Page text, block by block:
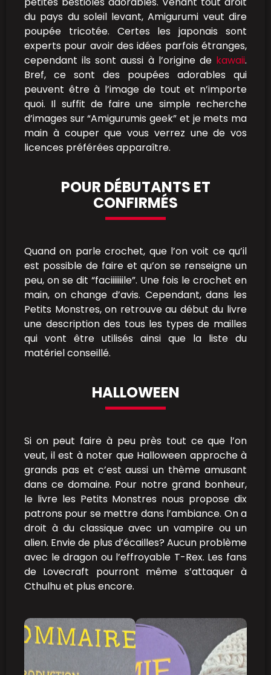
du pays du soleil levant, Amigurumi veut dire
poupée tricotée. Certes les japonais sont
experts pour avoir des idées parfois étranges,
cependant ils sont aussi à l’origine de kawaii.
Bref, ce sont des poupées adorables qui
peuvent être à l’image de tout et n’importe
quoi. Il suffit de faire une simple recherche
d’images sur “Amigurumis geek” et je mets ma
main à couper que vous verrez une de vos
licences préférées apparaître.
POUR DÉBUTANTS ET
CONFIRMÉS
Quand on parle crochet, que l’on voit ce qu’il
est possible de faire et qu’on se renseigne un
peu, on se dit “faciiiiiiile”. Une fois le crochet en
main, on change d’avis. Cependant, dans les
Petits Monstres, on retrouve au début du livre
une description des tous les types de mailles
qui vont être utilisés ainsi que la liste du
matériel conseillé.
HALLOWEEN
Si on peut faire à peu près tout ce que l’on
veut, il est à noter que Halloween approche à
grands pas et c’est aussi un thème amusant
dans ce domaine. Pour notre grand bonheur,
le livre les Petits Monstres nous propose dix
patrons pour se mettre dans l’ambiance. On a
droit à du classique avec un vampire ou un
alien. Envie de plus d’écailles? Aucun problème
avec le dragon ou l’effroyable T-Rex. Les fans
de Lovecraft pourront même s’attaquer à
Cthulhu et plus encore.